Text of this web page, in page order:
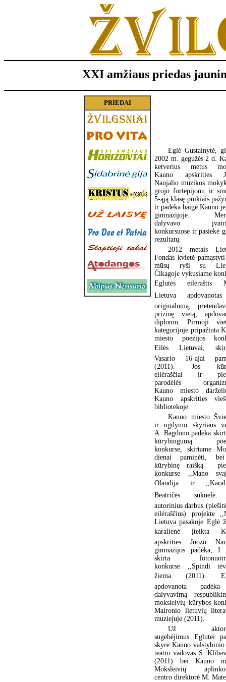
XXI amžiaus priedas
PRIEDAI
Eglė Gustainytė,
2002 m. gegužės 2 d.
ketverius metus
Kauno apskrities
Naujalio muzikos
grojo fortepijonu ir
5-ąją klasę puikiais
ir padėka baigė Kauno
gimnazijoje.
dalyvavo
konkursuose ir pasiekė
rezultatų.
2012 metais
Fondas kvietė
mūsų ryšį su
Čikagoje vykusiame
Eglutės eilėraštis
Lietuva
originalumą,
prizinę vietą,
diplomu. Pirmoji
kategorijoje pripažinta
miesto poezijos
Eilės Lietuvai,
Vasario 16-ajai
(2011). Jos
eilėraščiai ir
parodėlės
Kauno miesto
Kauno apskrities
bibliotekoje.
Kauno miesto
ir ugdymo skyriaus
A. Bagdono padėka
kūrybingumą
konkurse, skirtame
dienai paminėti,
kūrybinę raišką
konkurse ,,Mano
Olandija ir
Beatričės
autorinius darbus
eilėraščius) projekte
Lietuva pasakoje Eglė
karalienė įteikta
apskrities Juozo
gimnazijos padėka, I
skirta
konkurse ,,Spindi
žiema (2011).
apdovanota
dalyvavimą
moksleivių kūrybos
Maironio lietuvių
muziejuje (2011).
Už
sugebėjimus Eglutei
skyrė Kauno
teatro vadovas S.
(2011) bei Kauno
Moksleivių
centro direktorė M.